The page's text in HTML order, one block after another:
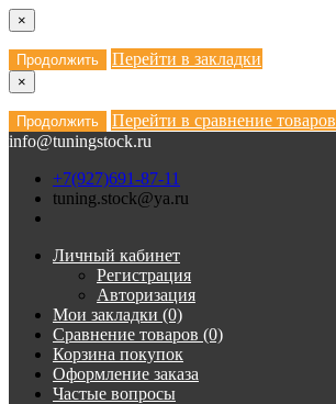
×
Продолжить Перейти в закладки
×
Продолжить
Перейти в сравнение товаров
info@tuningstock.ru
+7(927)691-87-11
tuning.stock@ya.ru
Личный кабинет
Регистрация
Авторизация
Мои закладки (0)
Сравнение товаров (0)
Корзина покупок
Оформление заказа
Частые вопросы